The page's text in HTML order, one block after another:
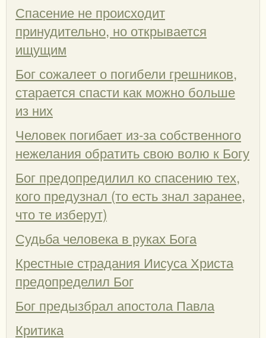
Спасение не происходит
принудительно, но открывается
ищущим
Бог сожалеет о погибели грешников,
старается спасти как можно больше
из них
Человек погибает из-за собственного
нежелания обратить свою волю к Богу
Бог предопредилил ко спасению тех,
кого предузнал (то есть знал заранее,
что те изберут)
Судьба человека в руках Бога
Крестные страдания Иисуса Христа
предопределил Бог
Бог предызбрал апостола Павла
Критика